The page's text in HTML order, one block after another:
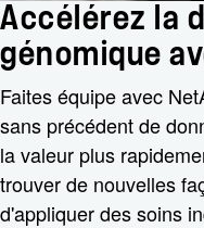
Accélérez la
génomique
Faites équipe avec
sans précédent de
la valeur plus
trouver de nouvelles
d'appliquer des soins